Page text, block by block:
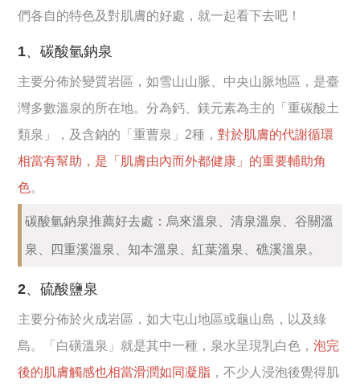
們各自的特色及對肌膚的好處，就一起看下去吧！
1、碳酸氫鈉泉
主要分佈於變質岩區，如雪山山脈、中央山脈地區，是臺
灣多數溫泉的所在地。分為鈣、鎂元素為主的「重碳酸土
類泉」，及含鈉的「重曹泉」2種，對於肌膚的代謝循環
相當有幫助，是「肌膚由內而外都健康」的重要輔助角
色。
碳酸氫鈉泉推薦好去處：烏來溫泉、清泉溫泉、谷關溫
泉、四重溪溫泉、知本溫泉、紅葉溫泉、礁溪溫泉。
2、硫酸鹽泉
主要分佈於火成岩區，如大屯山地區或龜山島，以及綠
島。「白磺溫泉」就是其中一種，泉水呈現乳白色，泡完
後的肌膚觸感也相當滑潤如同凝脂 ，不少人浸泡後覺得肌